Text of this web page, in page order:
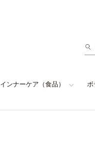
インナーケア（食品） ボ